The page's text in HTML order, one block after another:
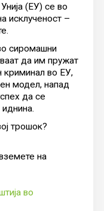
(ЕУ) се во
исклученост –
сиромашни
да им пружат
криминал во ЕУ,
модел, напад
да се
трошок?
на
во